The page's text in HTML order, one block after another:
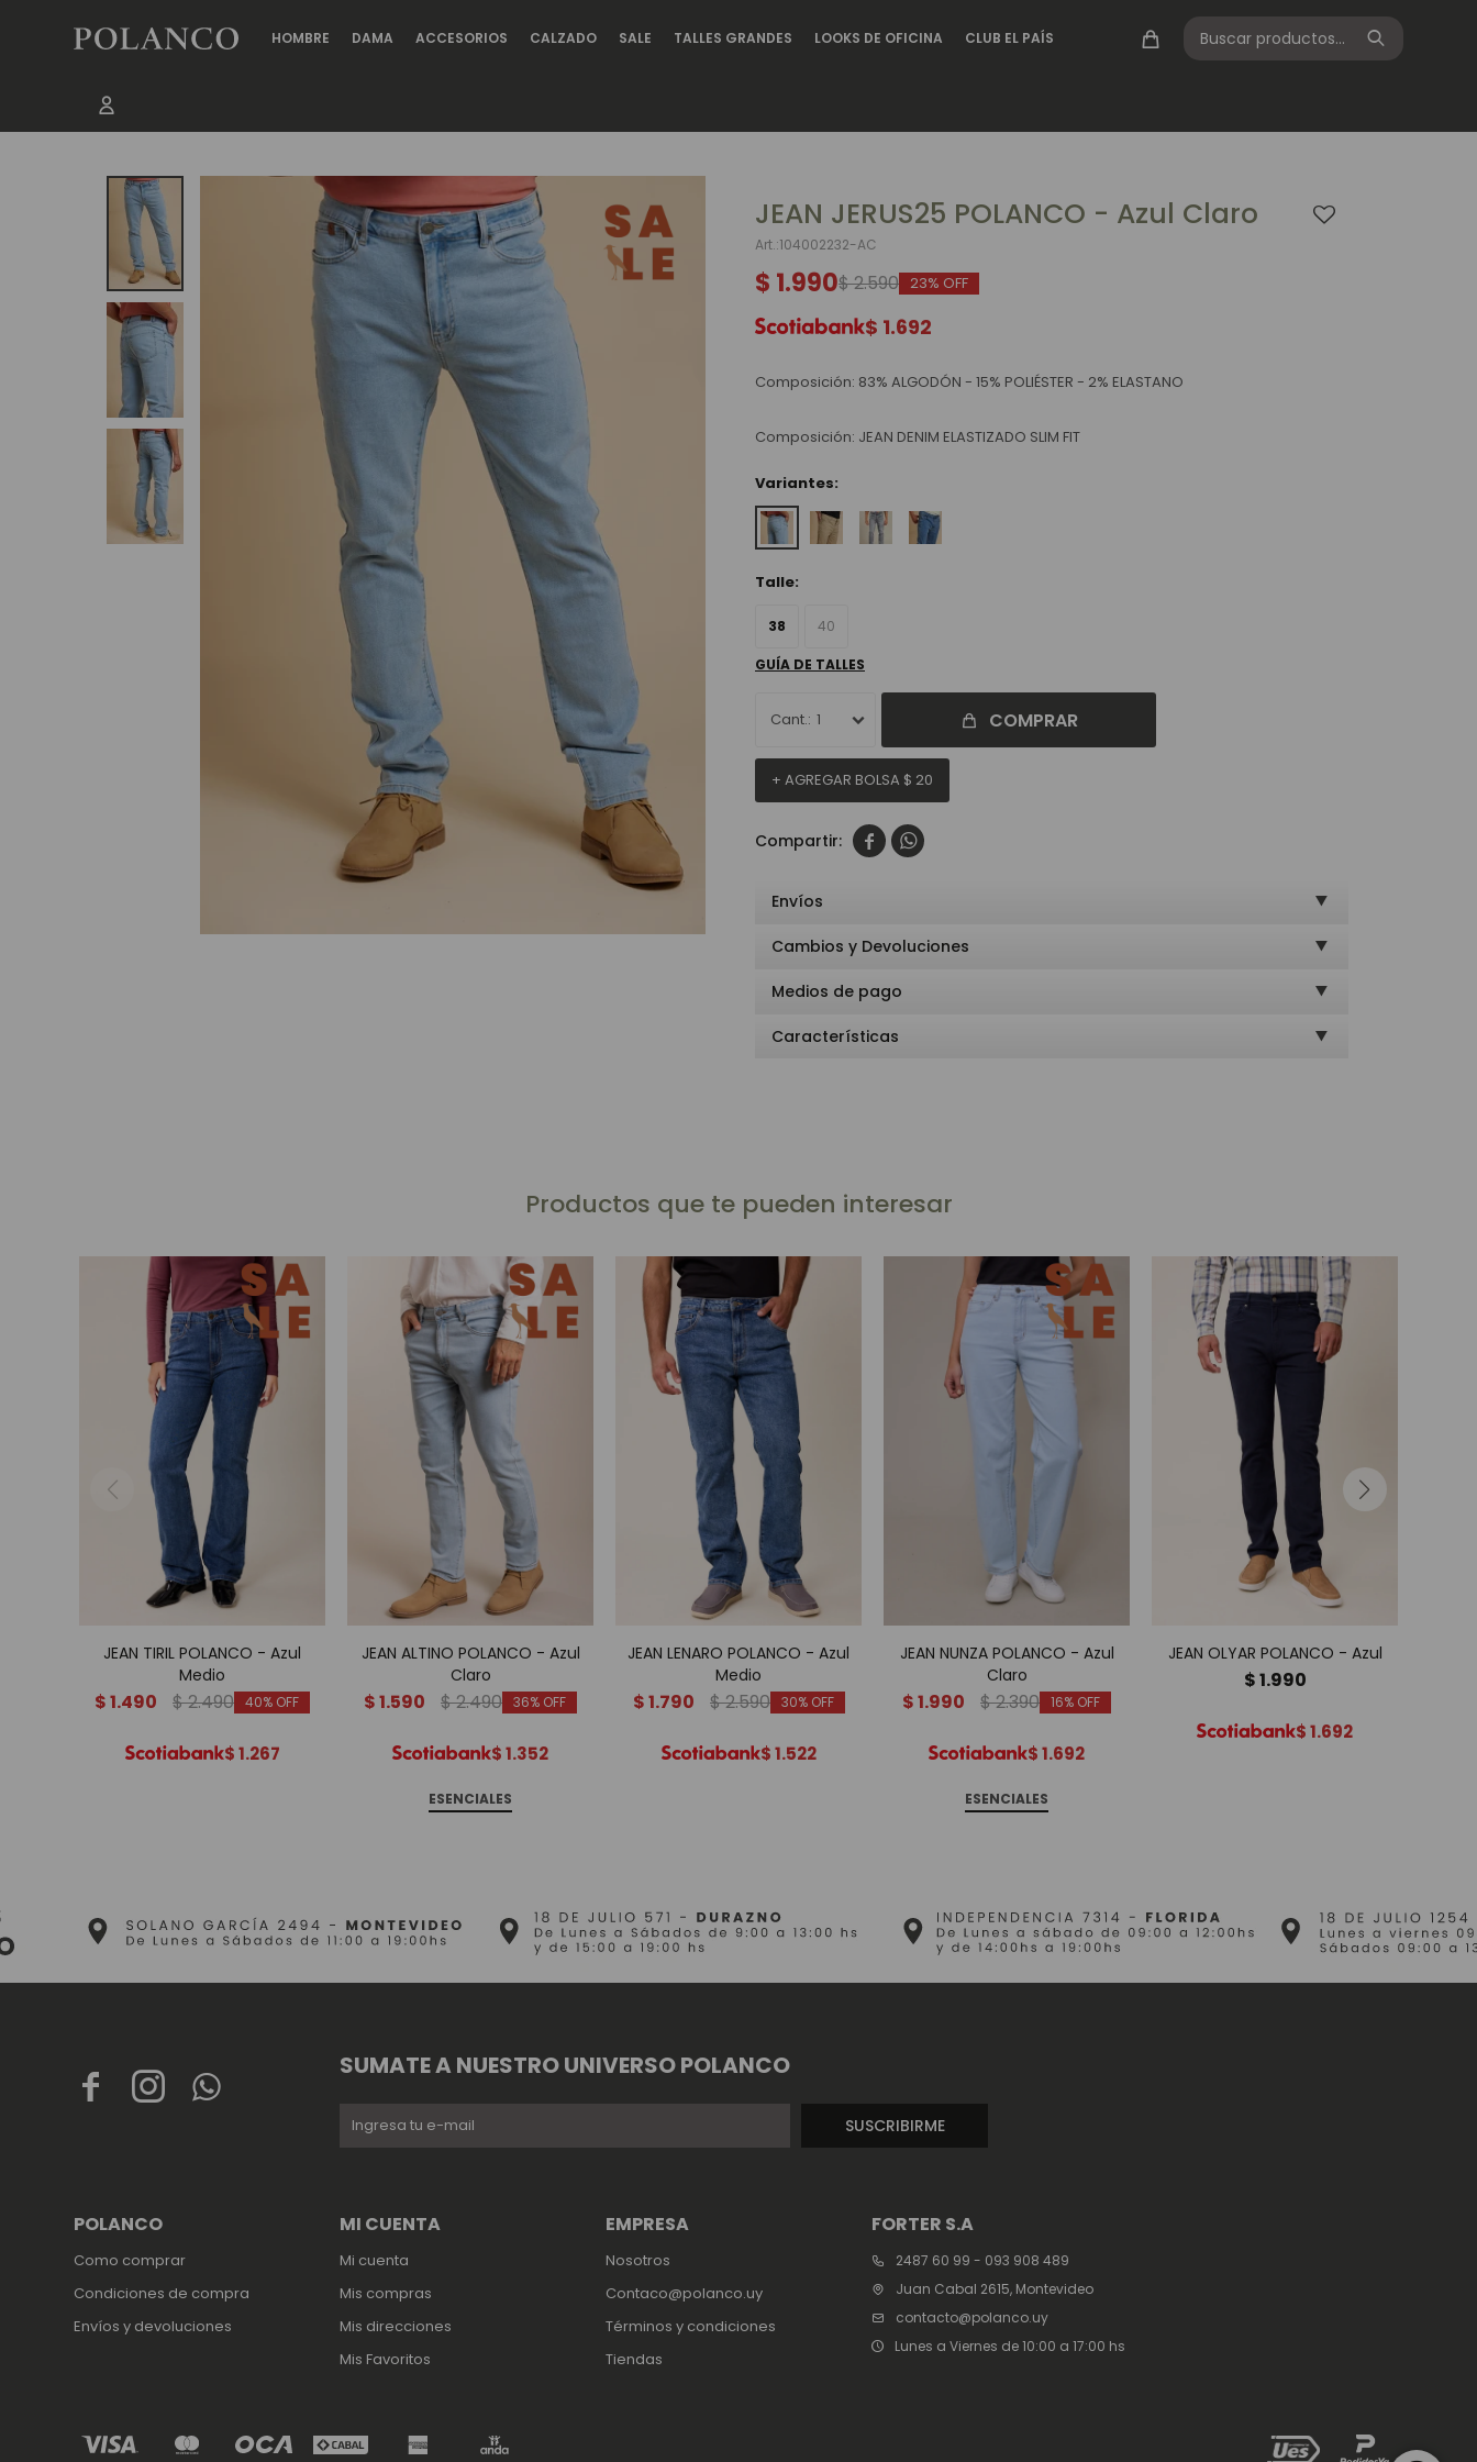
HOMBRE DAMA ACCESORIOS CALZADO SALE TALLES GRANDES LOOKS DE OFICINA CLUB EL PAÍS
JEAN JERUS25 POLANCO - Azul Claro
104002232-AC
$ 1.990$2.590 23
$ 1.692
Composición: 83% ALGODÓN - 15% POLIÉSTER - 2% ELASTANO
Composición: JEAN DENIM ELASTIZADO SLIM FIT
Variantes:
Talle:
38 40
GUÍA DE TALLES
1 COMPRAR
+ AGREGAR BOLSA $ 20
 
Envíos
Cambios y Devoluciones
Medios de pago
Características
Productos que te pueden interesar
JEAN TIRIL POLANCO - Azul
Medio
$1.490 $2.490 40
$1.267
JEAN ALTINO POLANCO - Azul
Claro
$1.590 $2.490 36
$1.352
ESENCIALES
JEAN LENARO POLANCO - Azul
Medio
$1.790 $2.590 30
$1.522
JEAN NUNZA POLANCO - Azul
Claro
$1.990 $2.390 16
$1.692
ESENCIALES
JEAN OLYAR POLANCO - Azul
$1.990
$1.692
  
FORTER S.A
2487 60 99 - 093 908 489
Juan Cabal 2615, Montevideo
contacto@polanco.uy
Lunes a Viernes de 10:00 a 17:00 hs
EMPRESA
Nosotros
Contaco@polanco.uy
Términos y condiciones
Tiendas
POLANCO
Como comprar
Condiciones de compra
Envíos y devoluciones
MI CUENTA
Mi cuenta
Mis compras
Mis direcciones
Mis Favoritos
SUMATE A NUESTRO UNIVERSO POLANCO
SUSCRIBIRME